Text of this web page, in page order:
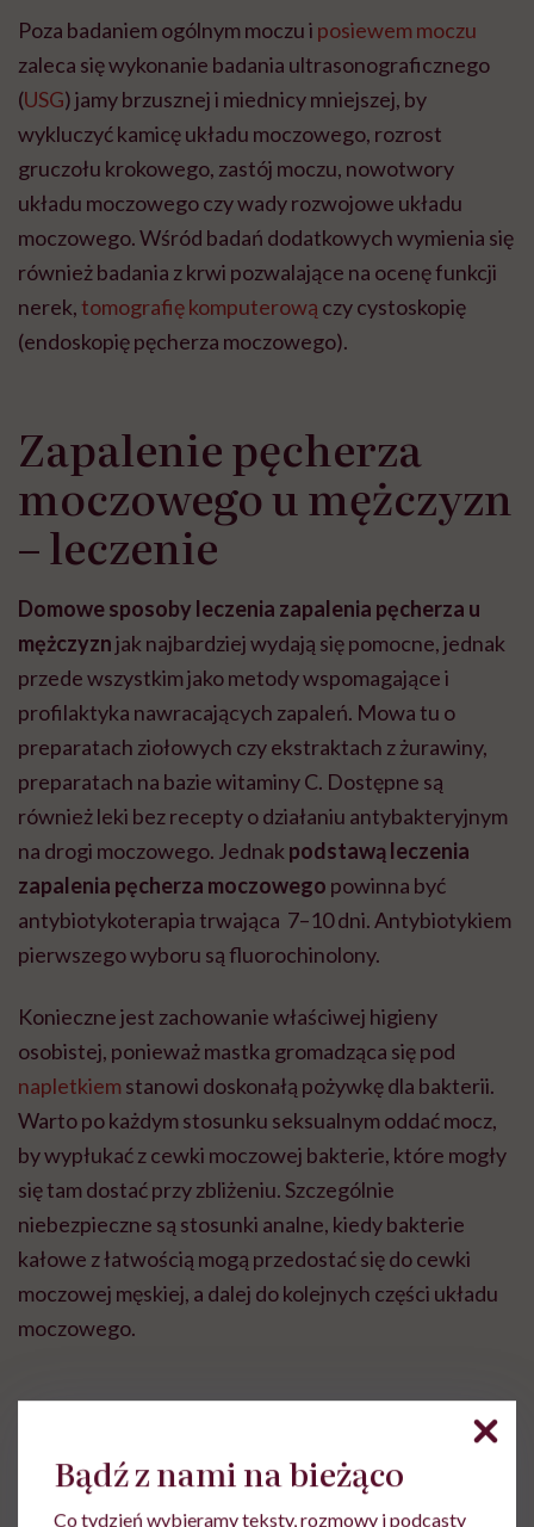
Poza badaniem ogólnym moczu i posiewem moczu
zaleca się wykonanie badania ultrasonograficznego
(USG) jamy brzusznej i miednicy mniejszej, by
wykluczyć kamicę układu moczowego, rozrost
gruczołu krokowego, zastój moczu, nowotwory
układu moczowego czy wady rozwojowe układu
moczowego. Wśród badań dodatkowych wymienia się
również badania z krwi pozwalające na ocenę funkcji
nerek,tomografię komputerową czy cystoskopię
(endoskopię pęcherza moczowego).
Zapalenie pęcherza
moczowego u mężczyzn
– leczenie
Domowe sposoby leczenia zapalenia pęcherza u
mężczyznjak najbardziej wydają się pomocne, jednak
przede wszystkim jako metody wspomagające i
profilaktyka nawracających zapaleń. Mowa tu o
preparatach ziołowych czy ekstraktach z żurawiny,
preparatach na bazie witaminy C. Dostępne są
również leki bez recepty o działaniu antybakteryjnym
na drogi moczowego. Jednak podstawą leczenia
zapalenia pęcherza moczowego powinna być
antybiotykoterapia trwająca 7–10 dni. Antybiotykiem
pierwszego wyboru są fluorochinolony.
Konieczne jest zachowanie właściwej higieny
osobistej, ponieważ mastka gromadząca się pod
napletkiem stanowi doskonałą pożywkę dla bakterii.
Warto po każdym stosunku seksualnym oddać mocz,
by wypłukać z cewki moczowej bakterie, które mogły
się tam dostać przy zbliżeniu. Szczególnie
niebezpieczne są stosunki analne, kiedy bakterie
kałowe z łatwością mogą przedostać się do cewki
moczowej męskiej, a dalej do kolejnych części układu
moczowego.
lek. Agnieszka Widera
Bądź z nami na bieżąco
Co tydzień wybieramy teksty, rozmowy i podcasty